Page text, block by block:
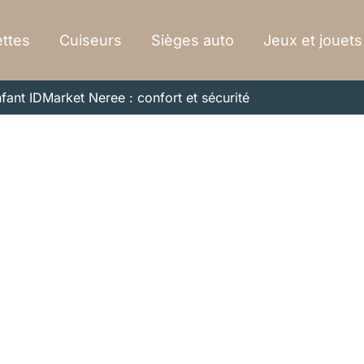
Cuiseurs Sièges auto Jeux et jouets
IDMarket Neree : confort et sécurité